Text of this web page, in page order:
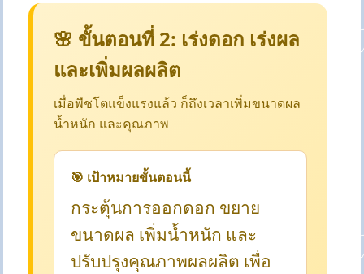
🌸 ขั้นตอนที่ 2: เร่งดอก เร่งผล
และเพิ่มผลผลิต
เมื่อพืชโตแข็งแรงแล้ว ก็ถึงเวลาเพิ่มขนาดผล
น้ำหนัก และคุณภาพ
🎯 เป้าหมายขั้นตอนนี้
กระตุ้นการออกดอก ขยาย
ขนาดผล เพิ่มน้ำหนัก และ
ปรับปรุงคุณภาพผลผลิต เพื่อ